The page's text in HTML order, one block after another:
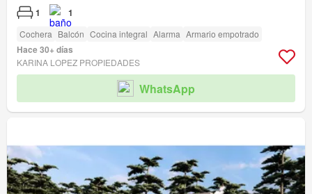
1 1
Cochera Balcón Cocina integral Alarma Armario empotrado
Hace 30+ días
KARINA LOPEZ PROPIEDADES
WhatsApp